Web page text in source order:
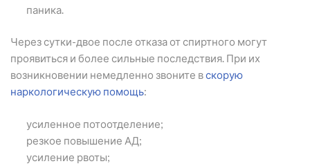
паника.
Через сутки-двое после отказа от спиртного могут
проявиться и более сильные последствия. При их
возникновении немедленно звоните вскорую
наркологическую помощь:
усиленное потоотделение;
резкое повышение АД;
усиление рвоты;